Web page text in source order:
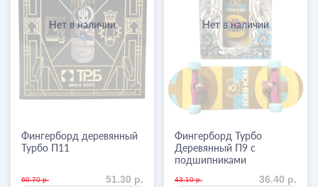
Нет в наличии
Фингерборд деревянный
Турбо П11
60.70 р. 51.30 р.
Нет в наличии
Фингерборд Турбо
Деревянный П9 с
подшипниками
43.10 р. 36.40 р.